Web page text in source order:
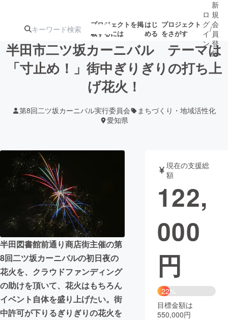
プロジェクトを掲
載するには
はじ
める
プロジェクト
をさがす
注目の新着プロ
ジェクト
募集終了が近いプ
テクノロジー・ガジェット ゲーム・サ
映像・映画 書籍・雑誌
ビジネス・起業
まちづくり・地域活性化
CAMPFIRE for Social Good
CAMPFIRE Creation
CAMPFIREふるさと納税machi-ya コミュニティ
ロ
グ
イ
ン
/
新
規
会
員
登
録
半田市二ツ坂カーニバル テーマは
「寸止め！」街中ぎりぎりの打ち上
げ花火！
第8回二ツ坂カーニバル実行委員会
まちづくり・地域活性化
愛知県
半田図書館前通り商店街主催の第
8回二ツ坂カーニバルの初日夜の
花火を、クラウドファンディング
の助けを頂いて、花火はもちろん
イベント自体を盛り上げたい。街
中許可が下りるぎりぎりの花火を
現在の支援総
額
122,
000
円
22%
目標金額は
550,000円